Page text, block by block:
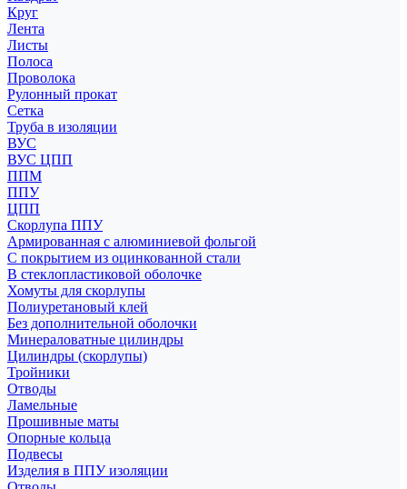
Круг
Лента
Листы
Полоса
Проволока
Рулонный прокат
Сетка
Труба в изоляции
ВУС
ВУС ЦПП
ППМ
ППУ
ЦПП
Скорлупа ППУ
Армированная с алюминиевой фольгой
С покрытием из оцинкованной стали
В стеклопластиковой оболочке
Хомуты для скорлупы
Полиуретановый клей
Без дополнительной оболочки
Минераловатные цилиндры
Цилиндры (скорлупы)
Тройники
Отводы
Ламельные
Прошивные маты
Опорные кольца
Подвесы
Изделия в ППУ изоляции